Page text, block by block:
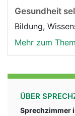
Gesundheit
Bildung,
Mehr zum
ÜBER
Sprechzimmer